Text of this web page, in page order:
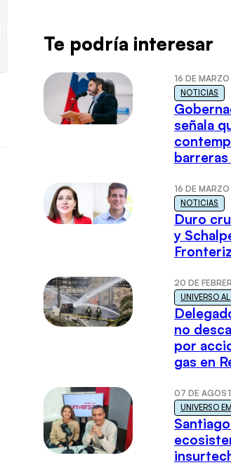
Te podría interesar
16 DE
NOTICIAS
señala
16 DE
NOTICIAS
Duro
y
20 DE
UNIVERSO
no
por
gas en
07 DE
UNIVERSO